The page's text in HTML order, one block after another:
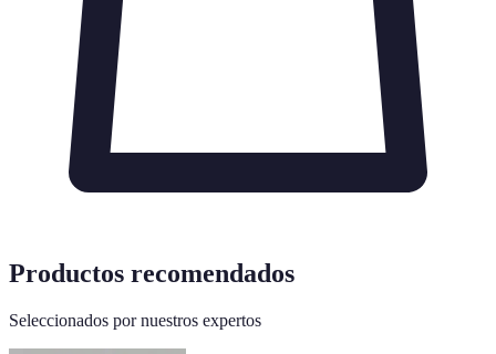
Productos recomendados
Seleccionados por nuestros expertos